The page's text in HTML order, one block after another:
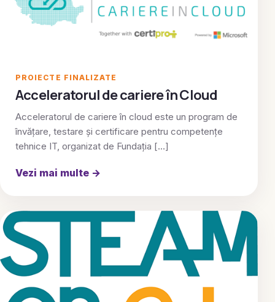
PROIECTE FINALIZATE
Acceleratorul de cariere în Cloud
Acceleratorul de cariere în cloud este un program de
învățare, testare și certificare pentru competențe
tehnice IT, organizat de Fundația […]
Vezi mai multe →